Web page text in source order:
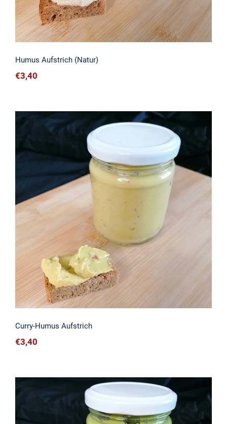
Humus Aufstrich (Natur)
€3,40
Curry-Humus Aufstrich
Curry-Humus Aufstrich
€3,40